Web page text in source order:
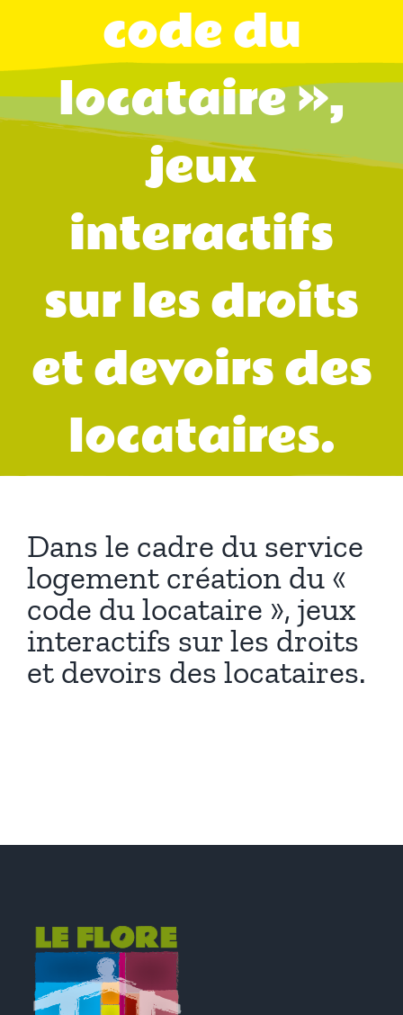
code du
locataire »,
jeux
interactifs
sur les droits
et devoirs des
locataires.
Dans le cadre du service
logement création du «
code du locataire », jeux
interactifs sur les droits
et devoirs des locataires.